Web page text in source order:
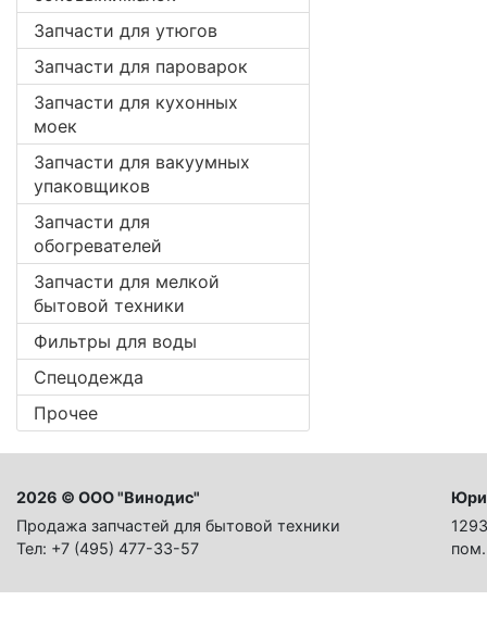
Запчасти для утюгов
Запчасти для пароварок
Запчасти для кухонных
моек
Запчасти для вакуумных
упаковщиков
Запчасти для
обогревателей
Запчасти для мелкой
бытовой техники
Фильтры для воды
Спецодежда
Прочее
2026 © ООО "Винодис"
Продажа запчастей для бытовой техники
Тел: +7 (495) 477-33-57